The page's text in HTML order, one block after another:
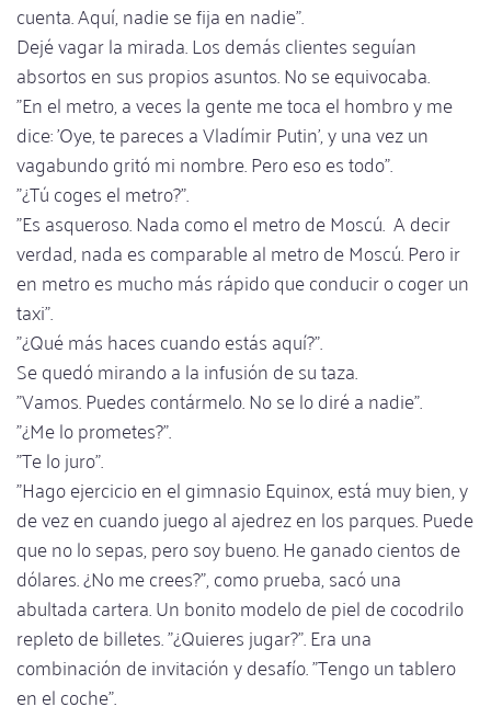
cuenta. Aquí, nadie se fija en nadie".
Dejé vagar la mirada. Los demás clientes seguían
absortos en sus propios asuntos. No se equivocaba.
"En el metro, a veces la gente me toca el hombro y me
dice: 'Oye, te pareces a Vladímir Putin', y una vez un
vagabundo gritó mi nombre. Pero eso es todo".
"¿Tú coges el metro?".
"Es asqueroso. Nada como el metro de Moscú. A decir
verdad, nada es comparable al metro de Moscú. Pero ir
en metro es mucho más rápido que conducir o coger un
taxi".
"¿Qué más haces cuando estás aquí?".
Se quedó mirando a la infusión de su taza.
"Vamos. Puedes contármelo. No se lo diré a nadie".
"¿Me lo prometes?".
"Te lo juro".
"Hago ejercicio en el gimnasio Equinox, está muy bien, y
de vez en cuando juego al ajedrez en los parques. Puede
que no lo sepas, pero soy bueno. He ganado cientos de
dólares. ¿No me crees?", como prueba, sacó una
abultada cartera. Un bonito modelo de piel de cocodrilo
repleto de billetes. "¿Quieres jugar?". Era una
combinación de invitación y desafío. "Tengo un tablero
en el coche".